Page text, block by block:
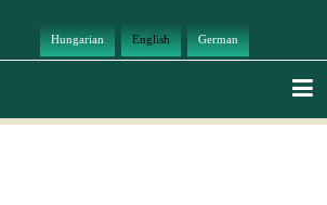
Hungarian English German